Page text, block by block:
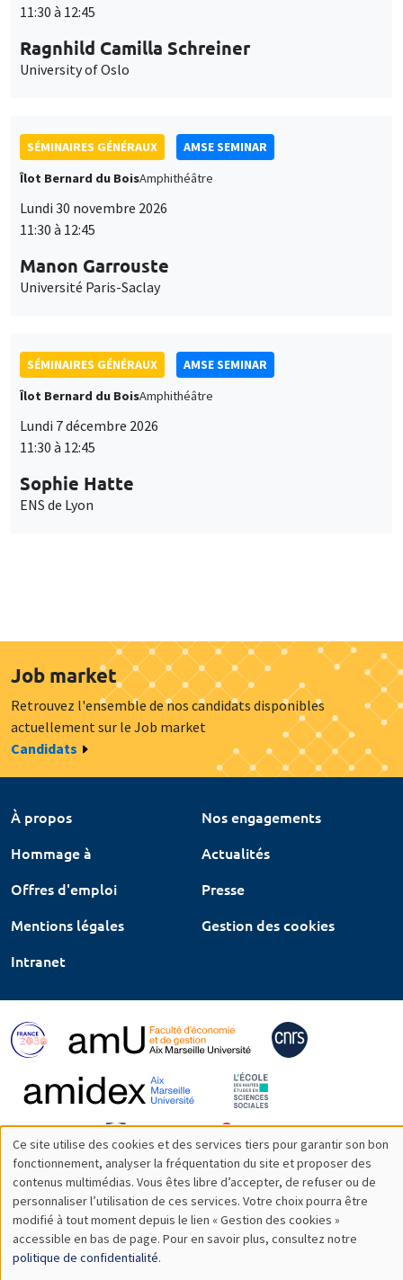
11:30 à 12:45
Ragnhild Camilla Schreiner
University of Oslo
SÉMINAIRES GÉNÉRAUX
AMSE SEMINAR
Îlot Bernard du BoisAmphithéâtre
Lundi 30 novembre 2026
11:30 à 12:45
Manon Garrouste
Université Paris-Saclay
SÉMINAIRES GÉNÉRAUX
AMSE SEMINAR
Îlot Bernard du BoisAmphithéâtre
Lundi 7 décembre 2026
11:30 à 12:45
Sophie Hatte
ENS de Lyon
Job market
Retrouvez l'ensemble de nos candidats disponibles
actuellement sur le Job market
Candidats
À propos
Nos engagements
Hommage à
Actualités
Offres d'emploi
Presse
Mentions légales
Gestion des cookies
Intranet
Utilisation
des
données
personnelles
Ce site utilise des cookies et des services tiers pour garantir son bon
fonctionnement, analyser la fréquentation du site et proposer des
contenus multimédias. Vous êtes libre d’accepter, de refuser ou de
personnaliser l’utilisation de ces services. Votre choix pourra être
modifié à tout moment depuis le lien « Gestion des cookies »
accessible en bas de page. Pour en savoir plus, consultez notre
politique de confidentialité.